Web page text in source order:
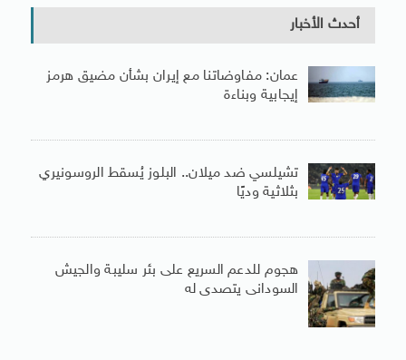
أحدث الأخبار
عمان: مفاوضاتنا مع إيران بشأن مضيق هرمز
إيجابية وبناءة
تشيلسي ضد ميلان.. البلوز يُسقط الروسونيري
بثلاثية وديًا
هجوم للدعم السريع على بئر سليبة والجيش
السودانى يتصدى له